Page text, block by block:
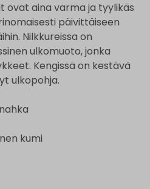
ovat aina varma ja tyylikäs
päivittäiseen
Nilkkureissa on
ulkomuoto, jonka
Kengissä on kestävä
ulkopohja.
kumi